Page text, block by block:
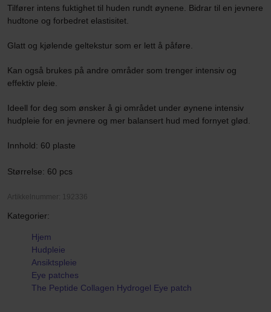
Tilfører intens fuktighet til huden rundt øynene. Bidrar til en jevnere
hudtone og forbedret elastisitet.
Glatt og kjølende geltekstur som er lett å påføre.
Kan også brukes på andre områder som trenger intensiv og
effektiv pleie.
Ideell for deg som ønsker å gi området under øynene intensiv
hudpleie for en jevnere og mer balansert hud med fornyet glød.
Innhold: 60 plaste
Størrelse: 60 pcs
Artikkelnummer: 192336
Kategorier:
Hjem
Hudpleie
Ansiktspleie
Eye patches
The Peptide Collagen Hydrogel Eye patch